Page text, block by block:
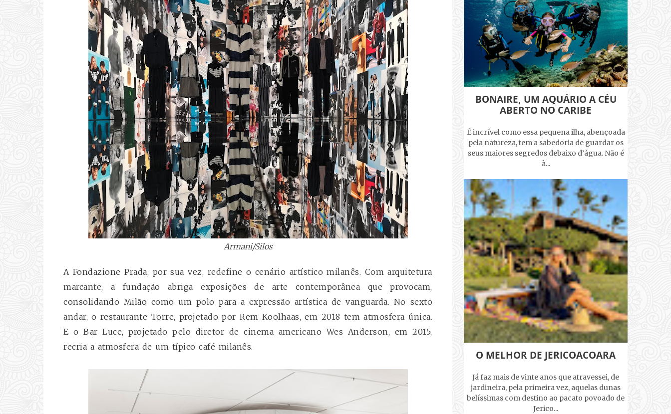
Armani/Silos
A Fondazione Prada, por sua vez, redefine o cenário artístico milanês. Com arquitetura
marcante, a fundação abriga exposições de arte contemporânea que provocam,
consolidando Milão como um polo para a expressão artística de vanguarda. No sexto
andar, o restaurante Torre, projetado por Rem Koolhaas, em 2018 tem atmosfera única.
E o Bar Luce, projetado pelo diretor de cinema americano Wes Anderson, em 2015,
recria a atmosfera de um típico café milanês.
BONAIRE, UM AQUÁRIO A CÉU
ABERTO NO CARIBE
É incrível como essa pequena ilha, abençoada
pela natureza, tem a sabedoria de guardar os
seus maiores segredos debaixo d’água. Não é
à...
O MELHOR DE JERICOACOARA
Já faz mais de vinte anos que atravessei, de
jardineira, pela primeira vez, aquelas dunas
belíssimas com destino ao pacato povoado de
Jerico...